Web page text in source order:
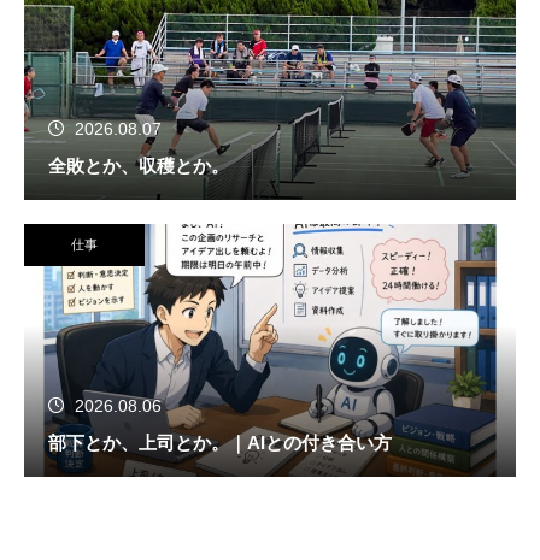
2026.08.07
全敗とか、収穫とか。
仕事
2026.08.06
部下とか、上司とか。｜AIとの付き合い方